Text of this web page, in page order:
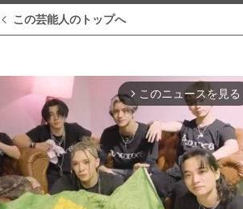
この芸能人のトップへ
arrow_forward_ios このニュースを見る